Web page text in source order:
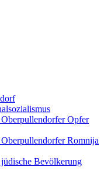
Opfer
Romnija
Bevölkerung